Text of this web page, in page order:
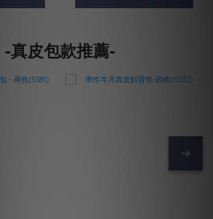
-真皮包款推薦-